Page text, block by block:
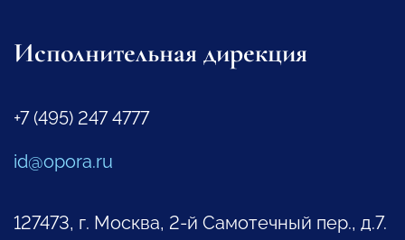
Исполнительная дирекция
+7 (495) 247 4777
id@opora.ru
127473, г. Москва, 2-й Самотечный пер., д.7.